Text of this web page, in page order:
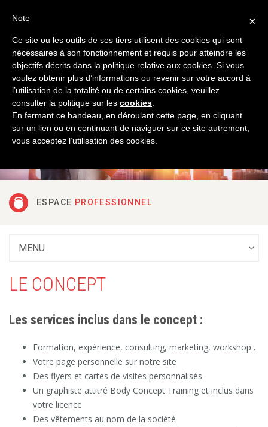
DÉCOUVREZ NOSSERVICES
ESPACE PROFESSIONNEL
MENU
LE CONCEPT
Les services inclus dans le concept :
Formation, expérience, consulting, marketing, workshop…
Votre page personnelle sur notre site
Des flyers et cartes de visites personnalisés
Un graphiste attitré Body Concept Training et inclus dans
votre licence
Des vêtements au nom de la société
×
Note
Ce site ou les outils de ses tiers utilisent des cookies qui sont
nécessaires à son fonctionnement et requis pour atteindre les
objectifs décrits dans la politique relative aux cookies. Si vous
voulez obtenir plus d’informations ou revenir sur votre accord à
l’utilisation de la totalité ou de certains cookies, veuillez
consulter la politique sur les cookies
En fermant ce bandeau, en déroulant cette page, en cliquant
sur un lien ou en continuant de naviguer sur ce site autrement,
vous acceptez l’utilisation des cookies.